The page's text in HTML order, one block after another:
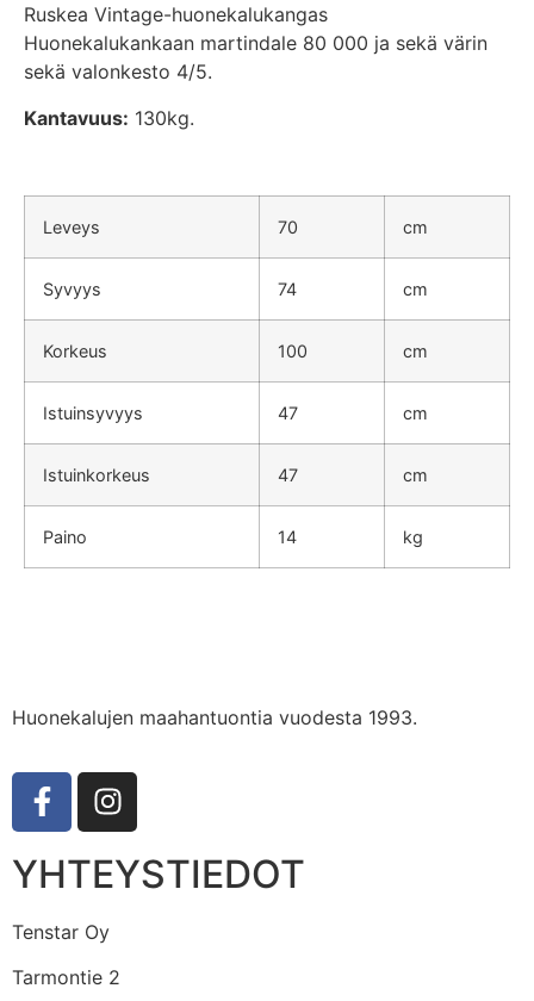
Ruskea Vintage-huonekalukangas
Huonekalukankaan martindale 80 000 ja sekä värin
sekä valonkesto 4/5.
Kantavuus: 130kg.
Leveys 70 cm
Syvyys 74 cm
Korkeus 100 cm
Istuinsyvyys 47 cm
Istuinkorkeus 47 cm
Paino 14 kg
Huonekalujen maahantuontia vuodesta 1993.
YHTEYSTIEDOT
Tenstar Oy
Tarmontie 2